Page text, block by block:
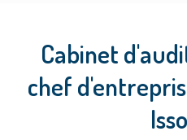
Cabinet
chef